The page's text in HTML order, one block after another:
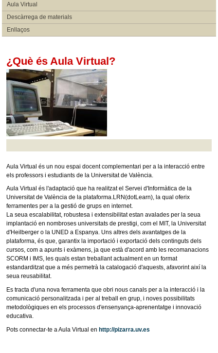
Aula Virtual
Descàrrega de materials
Enllaços
¿Què és Aula Virtual?
Aula Virtual és un nou espai docent complementari per a la interacció entre
els professors i estudiants de la Universitat de València.
Aula Virtual és l'adaptació que ha realitzat el Servei d'Informàtica de la
Universitat de València de la plataforma.LRN(dotLearn), la qual oferix
ferramentes per a la gestió de grups en internet.
La seua escalabilitat, robustesa i extensibilitat estan avalades per la seua
implantació en nombroses universitats de prestigi, com el MIT, la Universitat
d'Heilberger o la UNED a Espanya. Uns altres dels avantatges de la
plataforma, és que, garantix la importació i exportació dels continguts dels
cursos, com a apunts i exàmens, ja que està d'acord amb les recomanacions
SCORM i IMS, les quals estan treballant actualment en un format
estandarditzat que a més permetrà la catalogació d'aquests, afavorint així la
seua reusabilitat.
Es tracta d'una nova ferramenta que obri nous canals per a la interacció i la
comunicació personalitzada i per al treball en grup, i noves possibilitats
metodològiques en els processos d'ensenyança-aprenentatge i innovació
educativa.
Pots connectar-te a Aula Virtual en http://pizarra.uv.es